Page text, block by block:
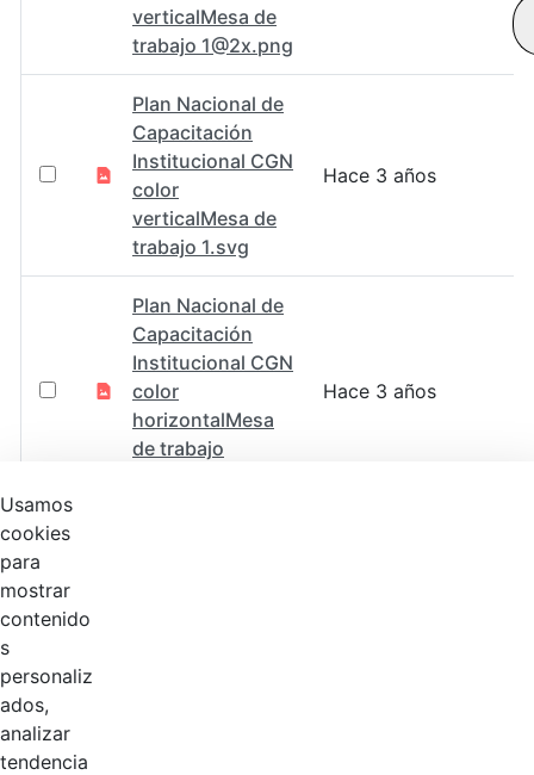
verticalMesa de
trabajo 1@2x.png
Plan Nacional de
Capacitación
Institucional CGN
color
verticalMesa de
trabajo 1.svg
Hace 3 años
Plan Nacional de
Capacitación
Institucional CGN
color
horizontalMesa
de trabajo
Hace 3 años
Usamos
cookies
para
mostrar
contenido
s
personaliz
ados,
analizar
tendencia